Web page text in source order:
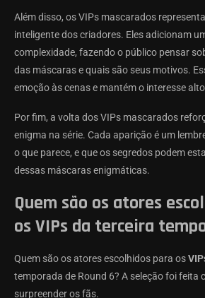
Além disso, os VIPs mascarados
inteligente dos criadores. Eles adicionam
complexidade, fazendo o público pensar
das máscaras e quais são seus motivos.
emoção às cenas e mantém o interesse
Por fim, a volta dos VIPs mascarados
enigma na série. Cada aparição é um
o que parece, e que os segredos podem
dessas máscaras enigmáticas.
Quem são os atores
os VIPs da terceira
Quem são os atores escolhidos para os
temporada de Round 6? A seleção foi feita
surpreender os fãs.